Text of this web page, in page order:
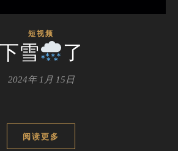
短视频
雪 了
2024年 1月 15日
阅读更多